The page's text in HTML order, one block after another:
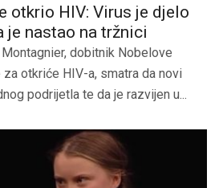
otkrio HIV: Virus je djelo
je nastao na tržnici
dobitnik Nobelove
otkriće HIV-a, smatra da novi
podrijetla te da je razvijen u...